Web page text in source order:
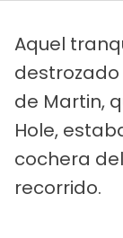
Aquel
de Martin,
Hole,
cochera
recorrido.